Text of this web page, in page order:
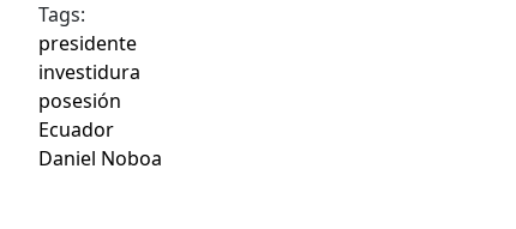
Tags:
presidente
investidura
posesión
Ecuador
Daniel Noboa